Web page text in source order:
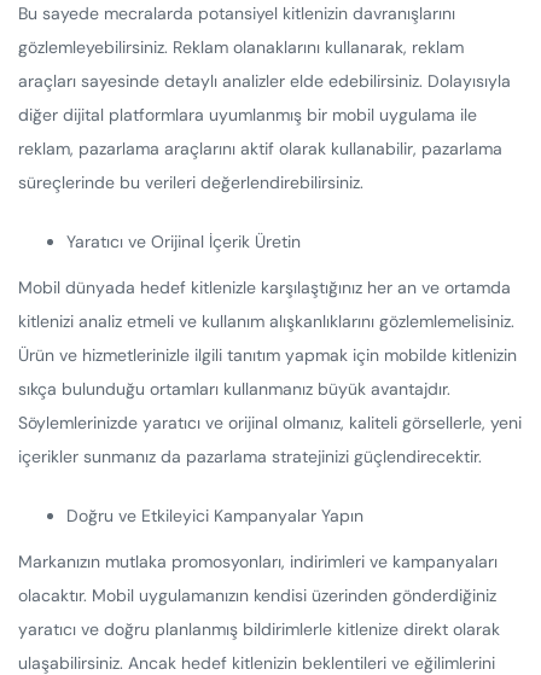
Bu sayede mecralarda potansiyel kitlenizin davranışlarını
gözlemleyebilirsiniz. Reklam olanaklarını kullanarak, reklam
araçları sayesinde detaylı analizler elde edebilirsiniz. Dolayısıyla
diğer dijital platformlara uyumlanmış bir mobil uygulama ile
reklam, pazarlama araçlarını aktif olarak kullanabilir, pazarlama
süreçlerinde bu verileri değerlendirebilirsiniz.
Yaratıcı ve Orijinal İçerik Üretin
Mobil dünyada hedef kitlenizle karşılaştığınız her an ve ortamda
kitlenizi analiz etmeli ve kullanım alışkanlıklarını gözlemlemelisiniz.
Ürün ve hizmetlerinizle ilgili tanıtım yapmak için mobilde kitlenizin
sıkça bulunduğu ortamları kullanmanız büyük avantajdır.
Söylemlerinizde yaratıcı ve orijinal olmanız, kaliteli görsellerle, yeni
içerikler sunmanız da pazarlama stratejinizi güçlendirecektir.
Doğru ve Etkileyici Kampanyalar Yapın
Markanızın mutlaka promosyonları, indirimleri ve kampanyaları
olacaktır. Mobil uygulamanızın kendisi üzerinden gönderdiğiniz
yaratıcı ve doğru planlanmış bildirimlerle kitlenize direkt olarak
ulaşabilirsiniz. Ancak hedef kitlenizin beklentileri ve eğilimlerini